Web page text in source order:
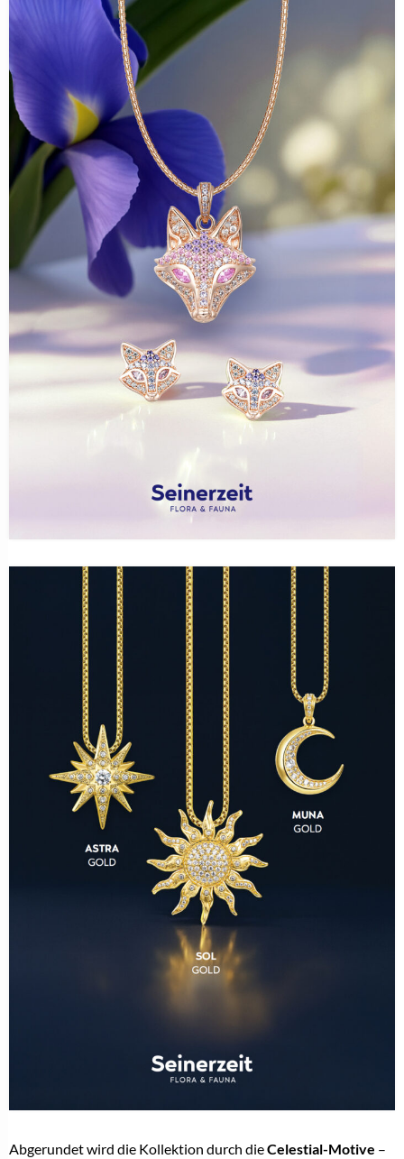
Abgerundet wird die Kollektion durch dieCelestial-Motive –